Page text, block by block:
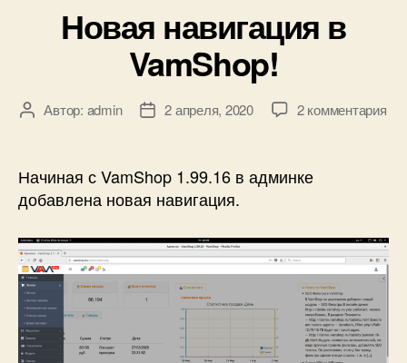
Новая навигация в
VamShop!
АвторАвтор: admin
Дата2 апреля, 2020 2 комментарияк
Начиная с VamShop 1.99.16 в админке
добавлена новая навигация.